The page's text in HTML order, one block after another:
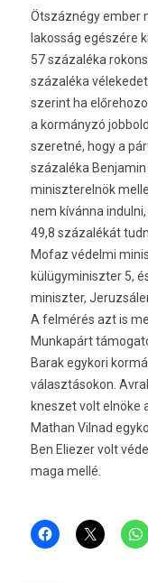
Ötszáznégy ember
lakosság egészére
57 százaléka
százaléka
szerint ha
a kormányzó
szeretné, hogy a
százaléka
miniszterelnök
nem kívánna
49,8 százalékát
Mofaz védelmi
külügyminiszter 5,
miniszter,
A felmérés azt is
Munkapárt
Barak egykori
választásokon.
kneszet volt elnöke
Mathan Vilnad
Ben Eliezer volt
maga mellé.